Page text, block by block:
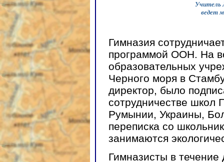
Учитель
ведет
Гимназия
программой ООН. На
образовательных
Черного моря в
директор, было
сотрудничестве школ
Румынии, Украины,
переписка со
занимаются
Гимназисты в течение